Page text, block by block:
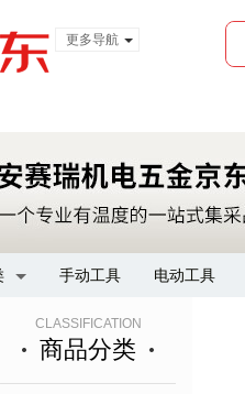
更多导航
手动工具 电动工具
CLASSIFICATION
商品分类